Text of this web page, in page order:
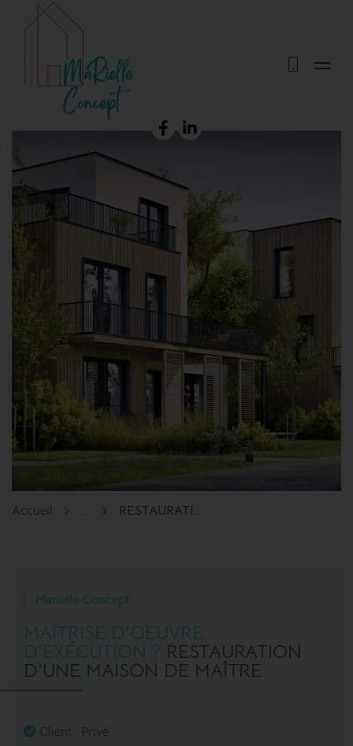
Accueil RESTAURATION
Marielle Concept
MAÎTRISE D'OEUVRE
D'EXÉCUTION ? RESTAURATION
D'UNE MAISON DE MAÎTRE
Client : Privé